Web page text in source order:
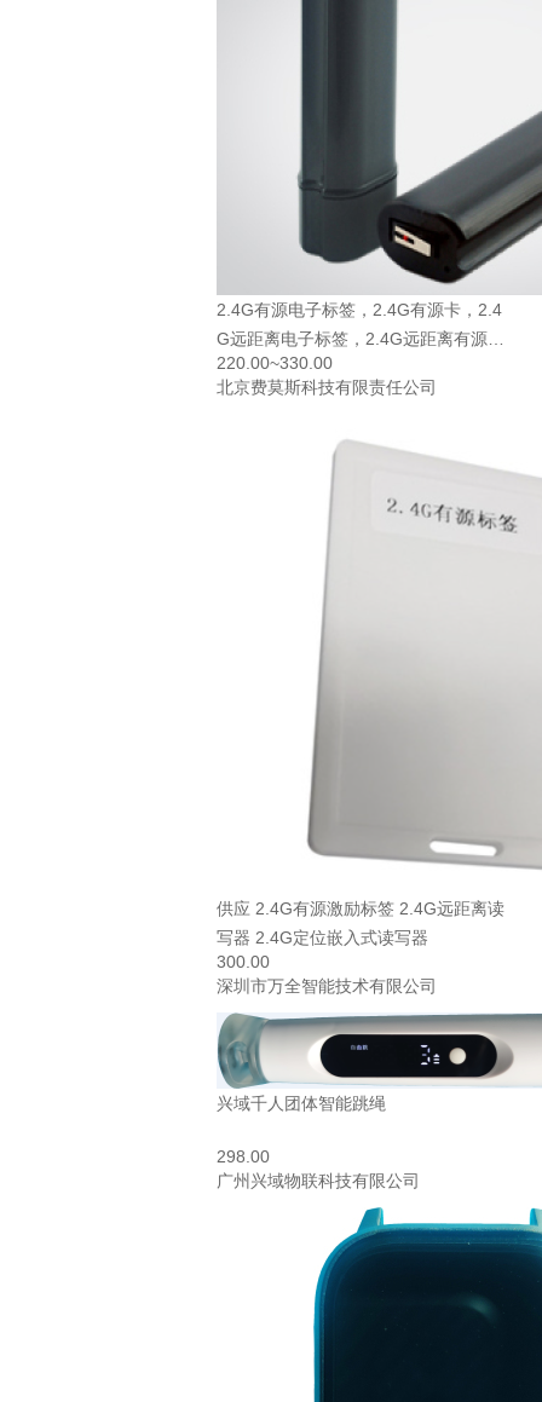
2.4G有源电子标签，2.4G有源卡，2.4
G远距离电子标签，2.4G远距离有源
卡，枪支离位报警型
220.00~330.00
北京费莫斯科技有限责任公司
供应 2.4G有源激励标签 2.4G远距离读
写器 2.4G定位嵌入式读写器
300.00
深圳市万全智能技术有限公司
兴域千人团体智能跳绳
298.00
广州兴域物联科技有限公司